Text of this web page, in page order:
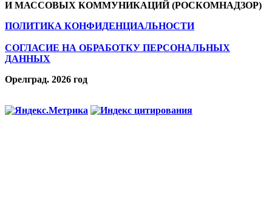
И МАССОВЫХ КОММУНИКАЦИЙ (РОСКОМНАДЗОР)
ПОЛИТИКА КОНФИДЕНЦИАЛЬНОСТИ
СОГЛАСИЕ НА ОБРАБОТКУ ПЕРСОНАЛЬНЫХ
ДАННЫХ
Орелград. 2026 год